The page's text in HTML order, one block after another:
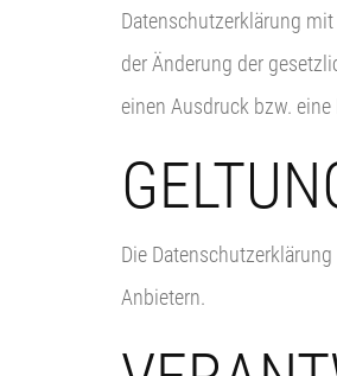
Datenschutzerklärung
der Änderung der
einen Ausdruck bzw.
Die
Anbietern.